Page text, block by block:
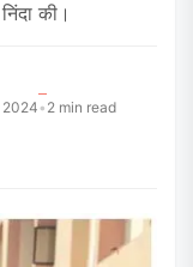
की।
2024• 2 min read